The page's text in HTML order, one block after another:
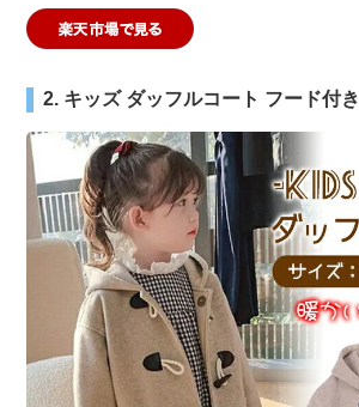
2. キッズ ダッフルコート フード付き